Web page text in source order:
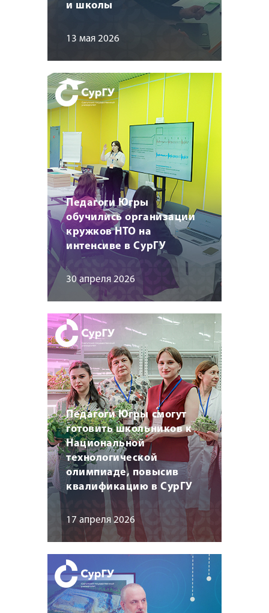
и школы
13 мая 2026
Педагоги Югры
обучились организации
кружков НТО на
интенсиве в СурГУ
30 апреля 2026
Педагоги Югры смогут
готовить школьников к
Национальной
технологической
олимпиаде, повысив
квалификацию в СурГУ
17 апреля 2026